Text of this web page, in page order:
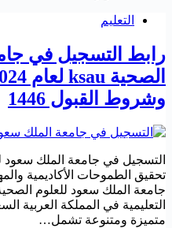
التعليم
رابط التسجيل في
وشروط القبول 1446
التسجيل في جامعة الملك سعود
تحقيق الطموحات الأكاديمية
جامعة الملك سعود للعلوم
التعليمية في المملكة العربية
متميزة ومتنوعة تشمل…